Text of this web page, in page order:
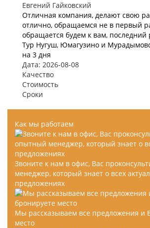
Евгений Гайковский
Отличная компания, делают свою
отлично, обращаемся не в первый
обращается будем к вам, последний
Тур Нугуш, Юмагузино и
на 3 дня
Дата: 2026-08-08
Качество
Стоимость
Сроки
Как мы работаем
Звоните к нам в офис, Вас
менеджер, который знает о всех
предложениях
Мы рассказываем все предложения и
место